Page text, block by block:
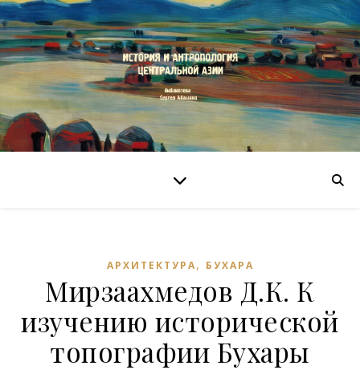
АРХИТЕКТУРА, БУХАРА
Мирзаахмедов Д.К. К
изучению исторической
топографии Бухары